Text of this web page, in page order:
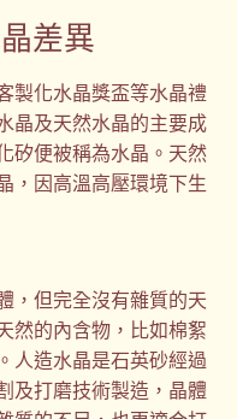
差異
製化水晶獎盃等水晶禮
晶及天然水晶的主要成
矽便被稱為水晶。天然
，因高溫高壓環境下生
，但完全沒有雜質的天
然的內含物，比如棉絮
人造水晶是石英砂經過
及打磨技術製造，晶體